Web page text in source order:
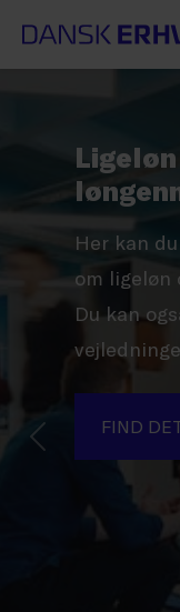
Her kan
om ligeløn
Du kan
FIND
Forrige